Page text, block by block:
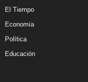
El Tiempo
Economía
Política
Educación